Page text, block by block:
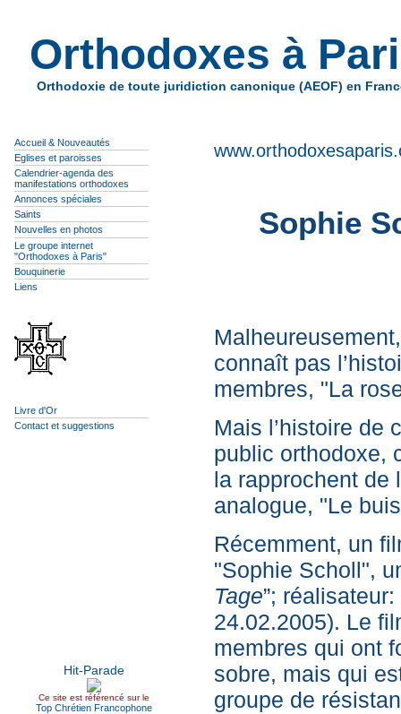
Orthodoxes à
Orthodoxie de toute juridiction canonique (AEOF) en
Accueil & Nouveautés
Eglises et paroisses
Calendrier-agenda des
manifestations orthodoxes
Annonces spéciales
Saints
Nouvelles en photos
Le groupe internet
"Orthodoxes à Paris"
Bouquinerie
Liens
Livre d'Or
Contact et suggestions
Ce site est référencé sur le
Top Chrétien Francophone
Sophie
connaît pas
membres, "La
Mais l’histoire de
public orthodoxe,
la rapprochent de
analogue, "Le
Récemment, un
"Sophie Scholl",
Tage”;
24.02.2005). Le
membres qui ont
sobre, mais qui
groupe de